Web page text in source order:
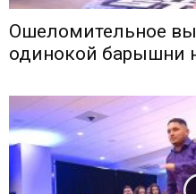
Ошеломительное
одинокой барышни